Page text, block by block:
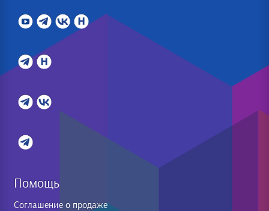
Помощь
Соглашение о продаже